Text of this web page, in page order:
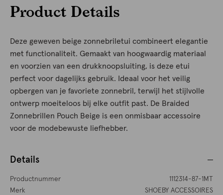
Product Details
Deze geweven beige zonnebriletui combineert elegantie
met functionaliteit. Gemaakt van hoogwaardig materiaal
en voorzien van een drukknoopsluiting, is deze etui
perfect voor dagelijks gebruik. Ideaal voor het veilig
opbergen van je favoriete zonnebril, terwijl het stijlvolle
ontwerp moeiteloos bij elke outfit past. De Braided
Zonnebrillen Pouch Beige is een onmisbaar accessoire
voor de modebewuste liefhebber.
Details
Productnummer
1112314-87-1MT
Merk
SHOEBY ACCESSOIRES